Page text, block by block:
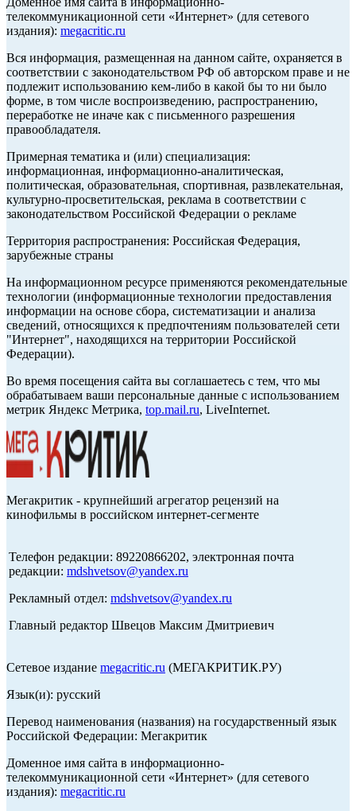
телекоммуникационной сети «Интернет» (для сетевого
издания): megacritic.ru
Вся информация, размещенная на данном сайте, охраняется в
соответствии с законодательством РФ об авторском праве и не
подлежит использованию кем-либо в какой бы то ни было
форме, в том числе воспроизведению, распространению,
переработке не иначе как с письменного разрешения
правообладателя.
Примерная тематика и (или) специализация:
информационная, информационно-аналитическая,
политическая, образовательная, спортивная, развлекательная,
культурно-просветительская, реклама в соответствии с
законодательством Российской Федерации о рекламе
Территория распространения: Российская Федерация,
зарубежные страны
На информационном ресурсе применяются рекомендательные
технологии (информационные технологии предоставления
информации на основе сбора, систематизации и анализа
сведений, относящихся к предпочтениям пользователей сети
"Интернет", находящихся на территории Российской
Федерации).
Во время посещения сайта вы соглашаетесь с тем, что мы
обрабатываем ваши персональные данные с использованием
метрик Яндекс Метрика, top.mail.ru, LiveInternet.
Мегакритик - крупнейший агрегатор рецензий на
кинофильмы в российском интернет-сегменте
Телефон редакции: 89220866202, электронная почта
редакции: mdshvetsov@yandex.ru
Рекламный отдел: mdshvetsov@yandex.ru
Главный редактор Швецов Максим Дмитриевич
Сетевое издание megacritic.ru (МЕГАКРИТИК.РУ)
Язык(и): русский
Перевод наименования (названия) на государственный язык
Российской Федерации: Мегакритик
Доменное имя сайта в информационно-
телекоммуникационной сети «Интернет» (для сетевого
издания): megacritic.ru